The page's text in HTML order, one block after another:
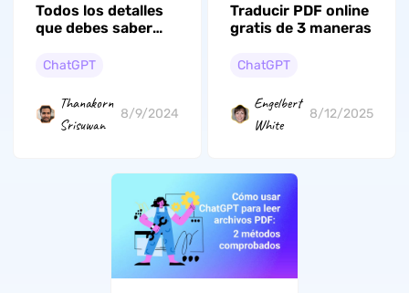
Todos los detalles
que debes saber
última innovación
ChatGPT
Thanakorn
Srisuwan
8/9/2024
Traducir PDF online
gratis de 3 maneras
ChatGPT
Engelbert
White
8/12/2025